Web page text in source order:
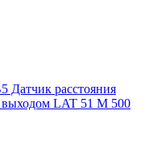
Датчик расстояния
выходом LAT 51 M 500